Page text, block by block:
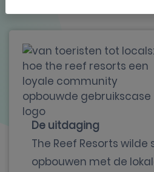
De uitdaging
The Reef Resorts
opbouwen met de